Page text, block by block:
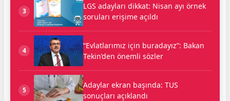
3
LGS adayları dikkat: Nisan ayı örnek
soruları erişime açıldı
4
“Evlatlarımız için buradayız”: Bakan
Tekin’den önemli sözler
5
Adaylar ekran başında: TUS
sonuçları açıklandı